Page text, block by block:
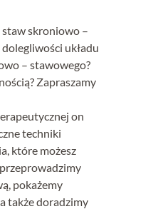
staw skroniowo –
układu
– stawowego?
Zapraszamy
on
techniki
które możesz
pokażemy
także doradzimy